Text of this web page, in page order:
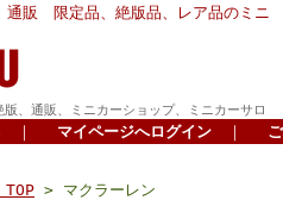
通販 限定品、絶版品、レア品のミニ
、通販、ミニカーショップ、ミニカーサロ
｜ マイページへログイン ｜
> マクラーレン